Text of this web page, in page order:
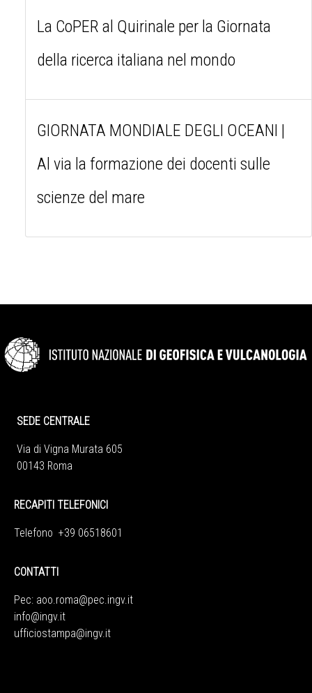
La CoPER al Quirinale per la Giornata
della ricerca italiana nel mondo
GIORNATA MONDIALE DEGLI OCEANI |
Al via la formazione dei docenti sulle
scienze del mare
SEDE CENTRALE
Via di Vigna Murata 605
00143 Roma
RECAPITI TELEFONICI
Telefono +39 06518601
CONTATTI
Pec: aoo.roma@pec.ingv.it
info@ingv.it
ufficiostampa@ingv.it